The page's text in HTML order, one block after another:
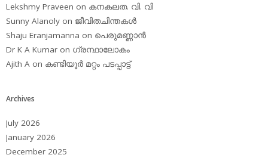
Lekshmy Praveen on കനകലത. വി. വി
Sunny Alanoly on ജീവിതചിന്തകള്‍
Shaju Eranjamanna on പെരുമണ്ണാന്‍
Dr K A Kumar on ഗ്രന്ഥാലോകം
Ajith A on കണ്ടിയൂര്‍ മറ്റം പടപ്പാട്ട്‌
Archives
July 2026
January 2026
December 2025